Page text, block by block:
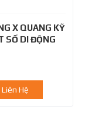
X QUANG KỸ
SỐ DI ĐỘNG
Liên Hệ